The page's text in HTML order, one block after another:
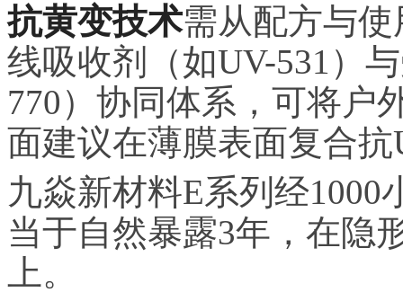
抗黄变技术需从配方与
线吸收剂（如UV-531）
770）协同体系，可将户
面建议在薄膜表面复合
九焱新材料E系列经
当于自然暴露3年，在隐
上。